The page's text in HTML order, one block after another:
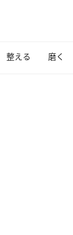
整える 磨く